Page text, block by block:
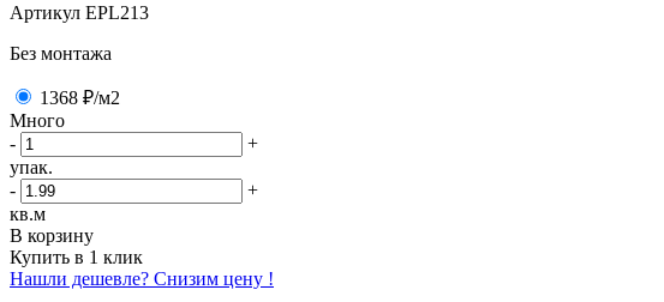
Артикул EPL213
Без монтажа
1368 ₽/м2
Много
-
+
упак.
-
+
кв.м
В корзину
Купить в 1 клик
Нашли дешевле? Снизим цену !